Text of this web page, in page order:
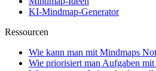
KI-Mindmap-Generator
Ressourcen
Wie kann man mit Mindmaps
Wie priorisiert man Aufgaben